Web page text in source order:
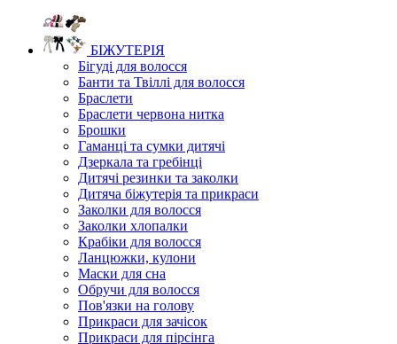
БІЖУТЕРІЯ
Бігуді для волосся
Банти та Твіллі для волосся
Браслети
Браслети червона нитка
Брошки
Гаманці та сумки дитячі
Дзеркала та гребінці
Дитячі резинки та заколки
Дитяча біжутерія та прикраси
Заколки для волосся
Заколки хлопалки
Крабіки для волосся
Ланцюжки, кулони
Маски для сна
Обручи для волосся
Пов'язки на голову
Прикраси для зачісок
Прикраси для пірсінга